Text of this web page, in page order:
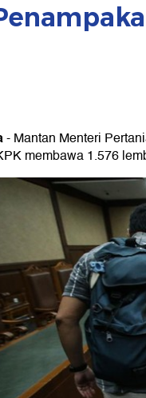
- Mantan Menteri
membawa 1.576